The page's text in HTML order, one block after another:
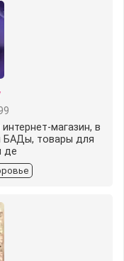
магазин, в
БАДы, товары для
де